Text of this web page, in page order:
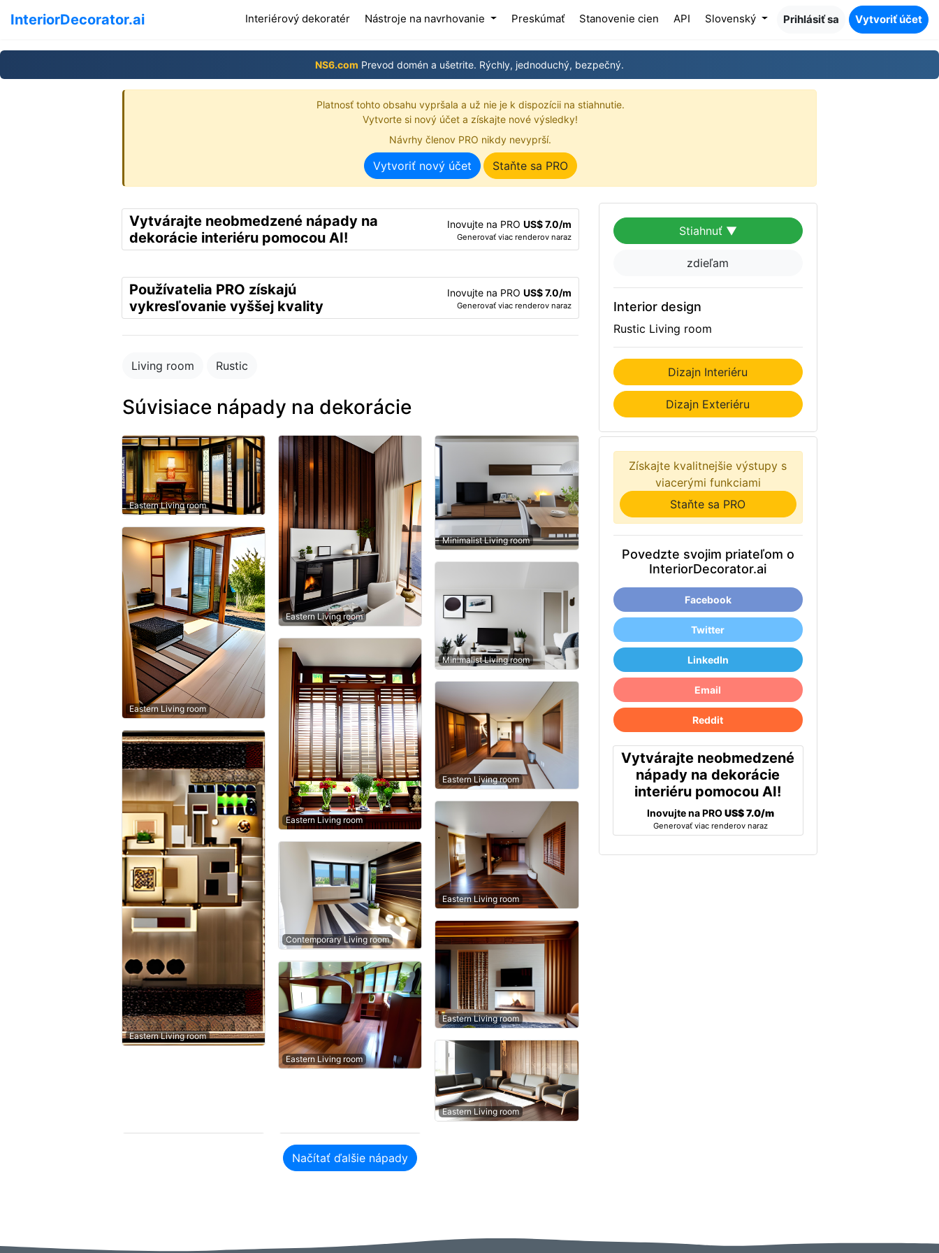
InteriorDecorator.ai Interiérový dekoratér(current)
Nástroje na navrhovanie Preskúmať Stanovenie cien API Slovenský Prihlásiť sa Vytvoriť účet
NS6.com Prevod domén a ušetrite. Rýchly, jednoduchý, bezpečný.
Platnosť tohto obsahu vypršala a už nie je k dispozícii na stiahnutie.
Vytvorte si nový účet a získajte nové výsledky!
Návrhy členov PRO nikdy nevyprší.
Vytvoriť nový účet Staňte sa PRO
Vytvárajte neobmedzené nápady na
dekorácie interiéru pomocou AI!
Inovujte na PRO US$ 7.0/m
Generovať viac renderov naraz
Používatelia PRO získajú
vykresľovanie vyššej kvality
Inovujte na PRO US$ 7.0/m
Generovať viac renderov naraz
Living room Rustic
Súvisiace nápady na dekorácie
Eastern Living room
Eastern Living room
Eastern Living room
Eastern Living room
Eastern Living room
Contemporary Living room
Eastern Living room
Minimalist Living room
Minimalist Living room
Eastern Living room
Eastern Living room
Eastern Living room
Eastern Living room
Načítať ďalšie nápady
Stiahnuť ▼
zdieľam
Interior design
Rustic Living room
Dizajn Interiéru
Dizajn Exteriéru
Získajte kvalitnejšie výstupy s
viacerými funkciami
Staňte sa PRO
Povedzte svojim priateľom o
InteriorDecorator.ai
Facebook
Twitter
LinkedIn
Email
Reddit
Vytvárajte neobmedzené
nápady na dekorácie
interiéru pomocou AI!
Inovujte na PROUS$ 7.0/m
Generovať viac renderov naraz